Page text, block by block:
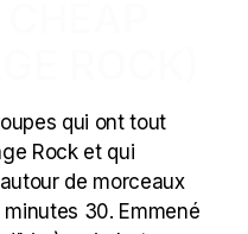
qui ont tout
Rock et qui
de morceaux
minutes 30. Emmené